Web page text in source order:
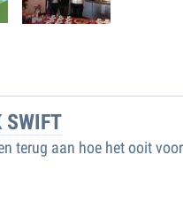
SWIFT
terug aan hoe het ooit